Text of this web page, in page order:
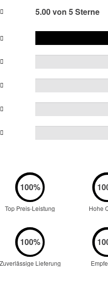
5.00 von 5 Sterne
Top Preis-Leistung Hohe
Lieferung